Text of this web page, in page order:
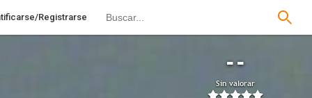
Registrarse
--
Sin valorar